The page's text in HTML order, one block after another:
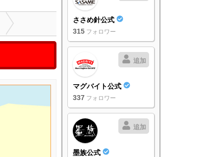
ささめ針公式
315 フォロワー
追加
マグバイト公式
337 フォロワー
追加
墨族公式